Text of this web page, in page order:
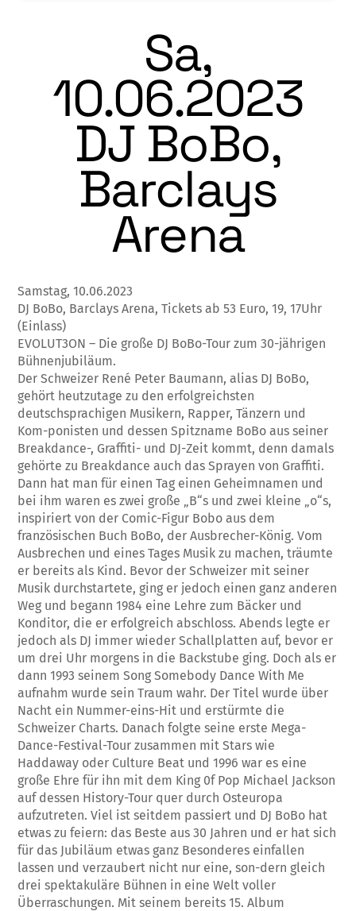
Sa,
10.06.2023
DJ BoBo,
Barclays
Arena
Samstag, 10.06.2023
DJ BoBo, Barclays Arena, Tickets ab 53 Euro, 19, 17Uhr
(Einlass)
EVOLUT3ON – Die große DJ BoBo-Tour zum 30-jährigen
Bühnenjubiläum.
Der Schweizer René Peter Baumann, alias DJ BoBo,
gehört heutzutage zu den erfolgreichsten
deutschsprachigen Musikern, Rapper, Tänzern und
Kom-ponisten und dessen Spitzname BoBo aus seiner
Breakdance-, Graffiti- und DJ-Zeit kommt, denn damals
gehörte zu Breakdance auch das Sprayen von Graffiti.
Dann hat man für einen Tag einen Geheimnamen und
bei ihm waren es zwei große „B“s und zwei kleine „o“s,
inspiriert von der Comic-Figur Bobo aus dem
französischen Buch BoBo, der Ausbrecher-König. Vom
Ausbrechen und eines Tages Musik zu machen, träumte
er bereits als Kind. Bevor der Schweizer mit seiner
Musik durchstartete, ging er jedoch einen ganz anderen
Weg und begann 1984 eine Lehre zum Bäcker und
Konditor, die er erfolgreich abschloss. Abends legte er
jedoch als DJ immer wieder Schallplatten auf, bevor er
um drei Uhr morgens in die Backstube ging. Doch als er
dann 1993 seinem Song Somebody Dance With Me
aufnahm wurde sein Traum wahr. Der Titel wurde über
Nacht ein Nummer-eins-Hit und erstürmte die
Schweizer Charts. Danach folgte seine erste Mega-
Dance-Festival-Tour zusammen mit Stars wie
Haddaway oder Culture Beat und 1996 war es eine
große Ehre für ihn mit dem King 0f Pop Michael Jackson
auf dessen History-Tour quer durch Osteuropa
aufzutreten. Viel ist seitdem passiert und DJ BoBo hat
etwas zu feiern: das Beste aus 30 Jahren und er hat sich
für das Jubiläum etwas ganz Besonderes einfallen
lassen und verzaubert nicht nur eine, son-dern gleich
drei spektakuläre Bühnen in eine Welt voller
Überraschungen. Mit seinem bereits 15. Album